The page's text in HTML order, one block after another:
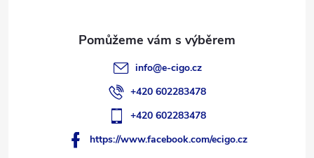
info@e-cigo.cz
+420 602283478
+420 602283478
https://www.facebook.com/ecigo.cz